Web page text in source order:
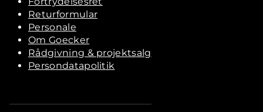
Returformular
Personale
Om Goecker
Rådgivning & projektsalg
Persondatapolitik